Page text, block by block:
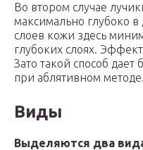
Во втором случае
максимально глубоко
слоев кожи здесь
глубоких слоях.
Зато такой способ дает
при аблятивном методе.
Виды
Выделяются два